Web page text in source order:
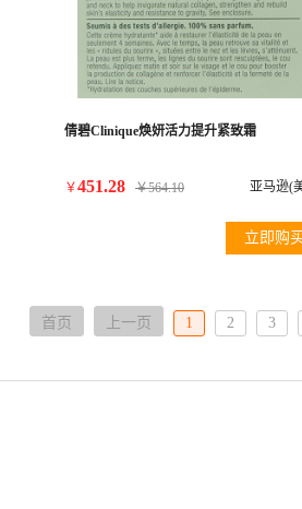
倩碧Clinique焕妍活力提升紧致霜
￥451.28 ￥564.10 亚马逊(
立即购
首页 上一页 1 2 3